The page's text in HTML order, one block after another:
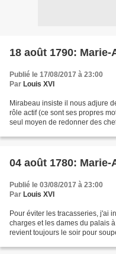
18 août 1790:
Publié le 17/08/2017 à 23:00
Par Louis XVI
Mirabeau insiste il nous adjure
rôle actif (ce sont ses propres
seul moyen de redonner des
04 août 1780:
Publié le 03/08/2017 à 23:00
Par Louis XVI
Pour éviter les tracasseries, j'ai
charges et les dames du palais
revient toujours le soir pour